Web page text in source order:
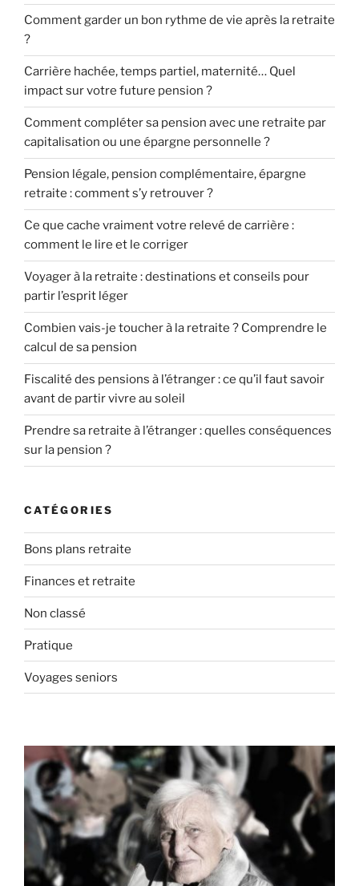
Comment garder un bon rythme de vie après la retraite
?
Carrière hachée, temps partiel, maternité… Quel
impact sur votre future pension ?
Comment compléter sa pension avec une retraite par
capitalisation ou une épargne personnelle ?
Pension légale, pension complémentaire, épargne
retraite : comment s’y retrouver ?
Ce que cache vraiment votre relevé de carrière :
comment le lire et le corriger
Voyager à la retraite : destinations et conseils pour
partir l’esprit léger
Combien vais-je toucher à la retraite ? Comprendre le
calcul de sa pension
Fiscalité des pensions à l’étranger : ce qu’il faut savoir
avant de partir vivre au soleil
Prendre sa retraite à l’étranger : quelles conséquences
sur la pension ?
CATÉGORIES
Bons plans retraite
Finances et retraite
Non classé
Pratique
Voyages seniors